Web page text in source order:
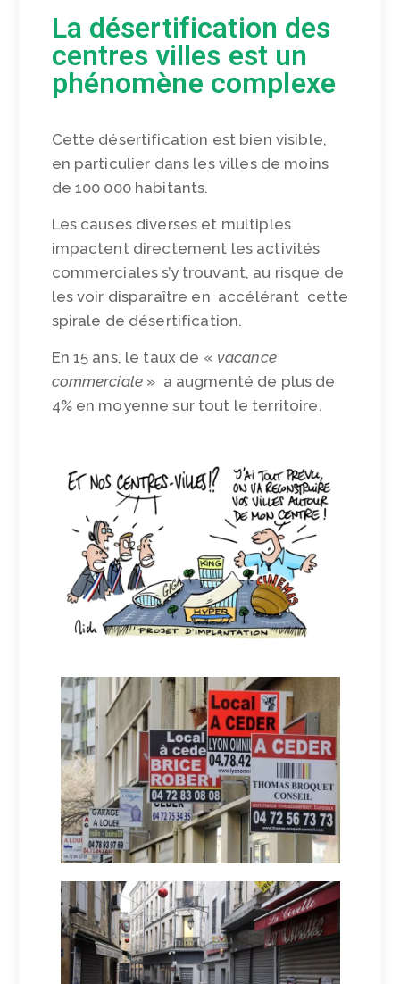
La désertification des
centres villes est un
phénomène complexe
Cette désertification est bien visible,
en particulier dans les villes de moins
de 100 000 habitants.
Les causes diverses et multiples
impactent directement les activités
commerciales s’y trouvant, au risque de
les voir disparaître en accélérant cette
spirale de désertification.
En 15 ans, le taux de « vacance
commerciale » a augmenté de plus de
4% en moyenne sur tout le territoire.